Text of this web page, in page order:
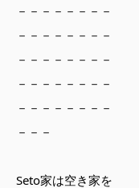
－－－－－－－－
－－－－－－－－
－－－－－－－－
－－－－－－－－
－－－－－－－－
－－－
Seto家は空き家を